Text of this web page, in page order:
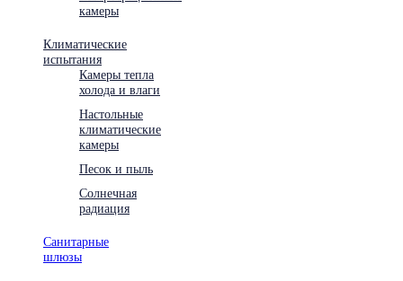
камеры
Климатические
испытания
Камеры тепла
холода и влаги
Настольные
климатические
камеры
Песок и пыль
Солнечная
радиация
Санитарные
шлюзы